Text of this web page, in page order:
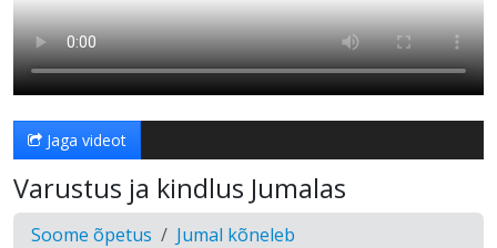
Jaga videot
Varustus ja kindlus Jumalas
Soome õpetus Jumal kõneleb